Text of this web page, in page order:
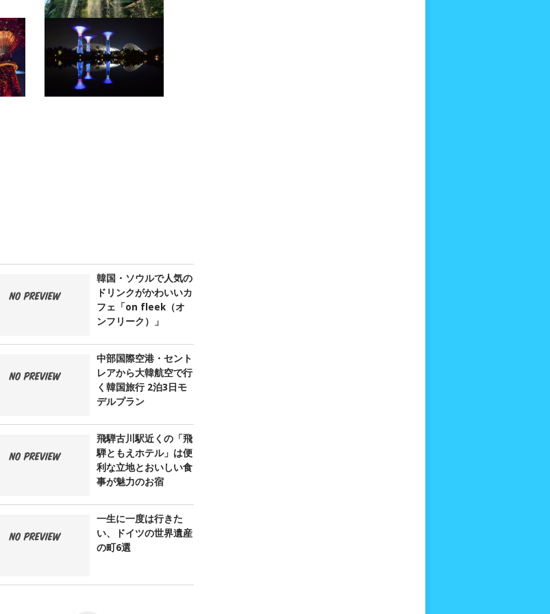
韓国・ソウルで人気の
ドリンクがかわいいカ
フェ「on fleek（オ
ンフリーク）」
中部国際空港・セント
レアから大韓航空で行
く韓国旅行 2泊3日モ
デルプラン
飛騨古川駅近くの「飛
騨ともえホテル」は便
利な立地とおいしい食
事が魅力のお宿
一生に一度は行きた
い、ドイツの世界遺産
の町6選